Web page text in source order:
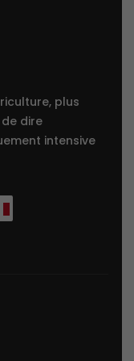
plus
dire
intensive